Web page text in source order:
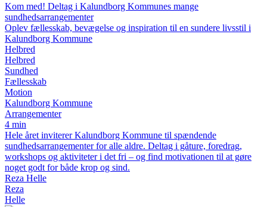
Kom med! Deltag i Kalundborg Kommunes mange
sundhedsarrangementer
Oplev fællesskab, bevægelse og inspiration til en sundere livsstil i
Kalundborg Kommune
Helbred
Helbred
Sundhed
Fællesskab
Motion
Kalundborg Kommune
Arrangementer
4 min
Hele året inviterer Kalundborg Kommune til spændende
sundhedsarrangementer for alle aldre. Deltag i gåture, foredrag,
workshops og aktiviteter i det fri – og find motivationen til at gøre
noget godt for både krop og sind.
Reza Helle
Reza
Helle